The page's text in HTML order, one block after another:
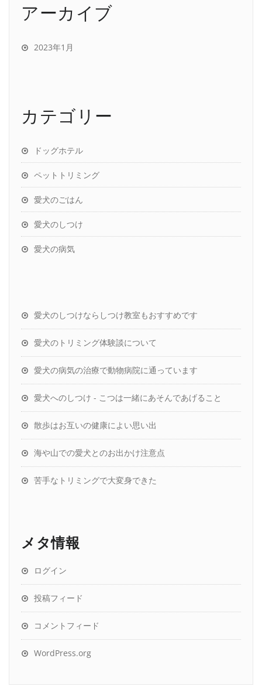
アーカイブ
2023年1月
カテゴリー
ドッグホテル
ペットトリミング
愛犬のごはん
愛犬のしつけ
愛犬の病気
愛犬のしつけならしつけ教室もおすすめです
愛犬のトリミング体験談について
愛犬の病気の治療で動物病院に通っています
愛犬へのしつけ - こつは一緒にあそんであげること
散歩はお互いの健康によい思い出
海や山での愛犬とのお出かけ注意点
苦手なトリミングで大変身できた
メタ情報
ログイン
投稿フィード
コメントフィード
WordPress.org